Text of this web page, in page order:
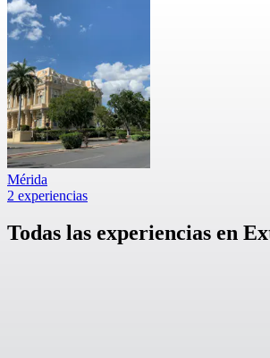
Mérida
2 experiencias
Todas las experiencias en